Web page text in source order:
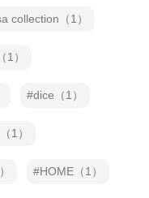
collection（1）
1）
dice（1）
1）
HOME（1）